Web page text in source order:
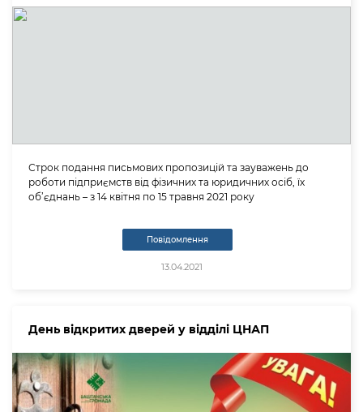
Строк подання письмових пропозицій та зауважень до
роботи підприємств від фізичних та юридичних осіб, їх
об’єднань – з 14 квітня по 15 травня 2021 року
Повідомлення
13.04.2021
День відкритих дверей у відділі ЦНАП